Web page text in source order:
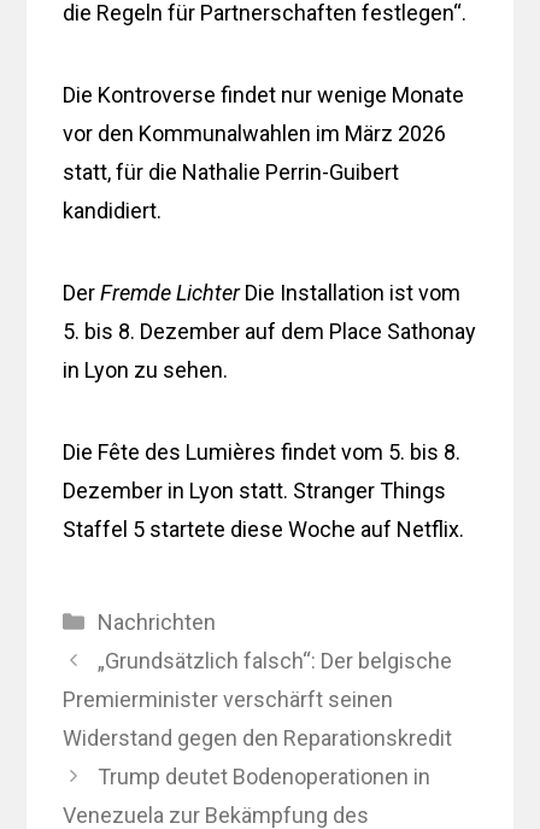
die Regeln für Partnerschaften festlegen“.
Die Kontroverse findet nur wenige Monate
vor den Kommunalwahlen im März 2026
statt, für die Nathalie Perrin-Guibert
kandidiert.
DerFremde LichterDie Installation ist vom
5. bis 8. Dezember auf dem Place Sathonay
in Lyon zu sehen.
Die Fête des Lumières findet vom 5. bis 8.
Dezember in Lyon statt. Stranger Things
Staffel 5 startete diese Woche auf Netflix.
Kategorien
Nachrichten
„Grundsätzlich falsch“: Der belgische
Premierminister verschärft seinen
Widerstand gegen den Reparationskredit
Trump deutet Bodenoperationen in
Venezuela zur Bekämpfung des